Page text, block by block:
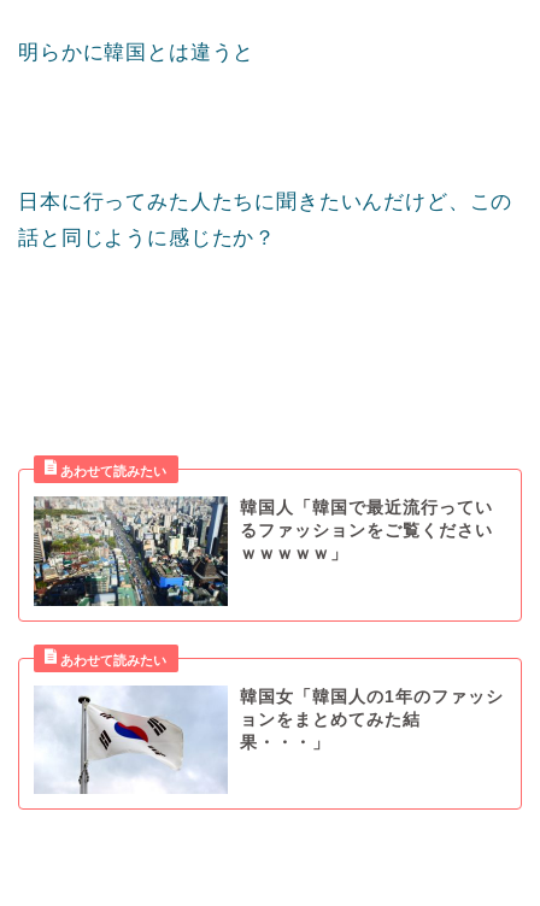
明らかに韓国とは違うと
日本に行ってみた人たちに聞きたいんだけど、この
話と同じように感じたか？
韓国人「韓国で最近流行ってい
るファッションをご覧ください
ｗｗｗｗｗ」
韓国女「韓国人の1年のファッシ
ョンをまとめてみた結
果・・・」